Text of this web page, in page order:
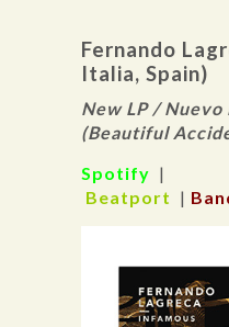
Fernando
Italia, Spain)
New LP / Nuevo
(Beautiful
Spotify |
Beatport |